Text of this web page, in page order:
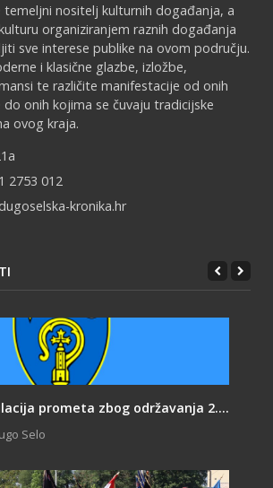
temeljni nositelj kulturnih događanja, a
organiziranjem raznih događanja
sve interese publike na ovom području.
i klasične glazbe, izložbe,
te različite manifestacije od onih
onih kojima se čuvaju tradicijske
ovog kraja.
2753 012
kronika.hr
prometa zbog održavanja 2....
Selo